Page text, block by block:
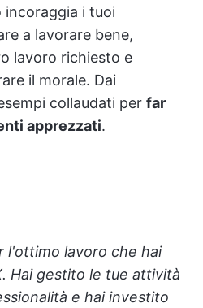
i tuoi
a lavorare bene,
lavoro richiesto e
il morale. Dai
collaudati per far
apprezzati.
l'ottimo lavoro che hai
Hai gestito le tue attività
e hai investito